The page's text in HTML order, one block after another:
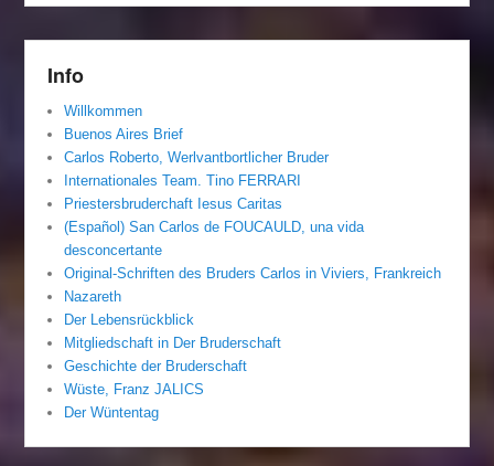
Info
Willkommen
Buenos Aires Brief
Carlos Roberto, Werlvantbortlicher Bruder
Internationales Team. Tino FERRARI
Priestersbruderchaft Iesus Caritas
(Español) San Carlos de FOUCAULD, una vida
desconcertante
Original-Schriften des Bruders Carlos in Viviers, Frankreich
Nazareth
Der Lebensrückblick
Mitgliedschaft in Der Bruderschaft
Geschichte der Bruderschaft
Wüste, Franz JALICS
Der Wüntentag